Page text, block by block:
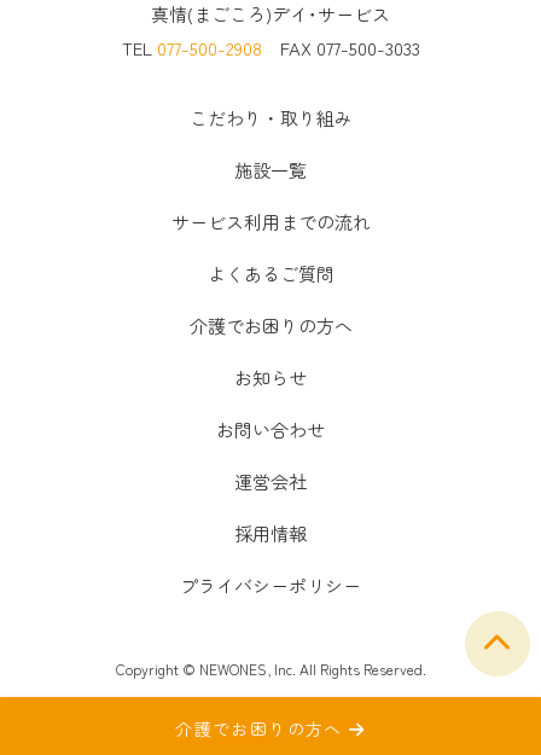
介護でお困りの方へ
真情(まごころ)デイ･サービス
TEL 077-500-2908 FAX 077-500-3033
こだわり・取り組み
施設一覧
サービス利用までの流れ
よくあるご質問
介護でお困りの方へ
お知らせ
お問い合わせ
運営会社
採用情報
プライバシーポリシー
Copyright © NEWONES, Inc. All Rights Reserved.